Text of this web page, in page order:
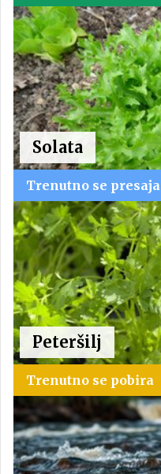
Solata
Trenutno se presaja
Peteršilj
Trenutno se pobira